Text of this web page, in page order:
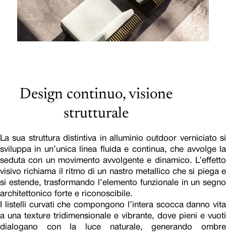
Design continuo, visione
strutturale
La sua struttura distintiva in alluminio outdoor verniciato si
sviluppa in un’unica linea fluida e continua, che avvolge la
seduta con un movimento avvolgente e dinamico. L’effetto
visivo richiama il ritmo di un nastro metallico che si piega e
si estende, trasformando l’elemento funzionale in un segno
architettonico forte e riconoscibile.
I listelli curvati che compongono l’intera scocca danno vita
a una texture tridimensionale e vibrante, dove pieni e vuoti
dialogano con la luce naturale, generando ombre